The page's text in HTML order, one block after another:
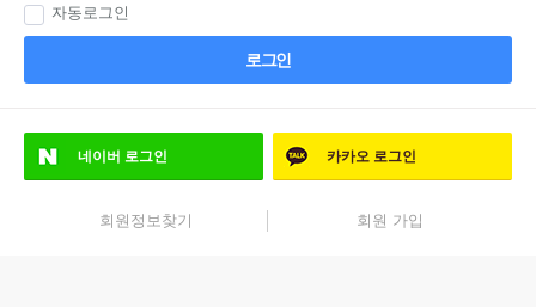
자동로그인
로그인
네이버 로그인 카카오 로그인
회원정보찾기 회원 가입